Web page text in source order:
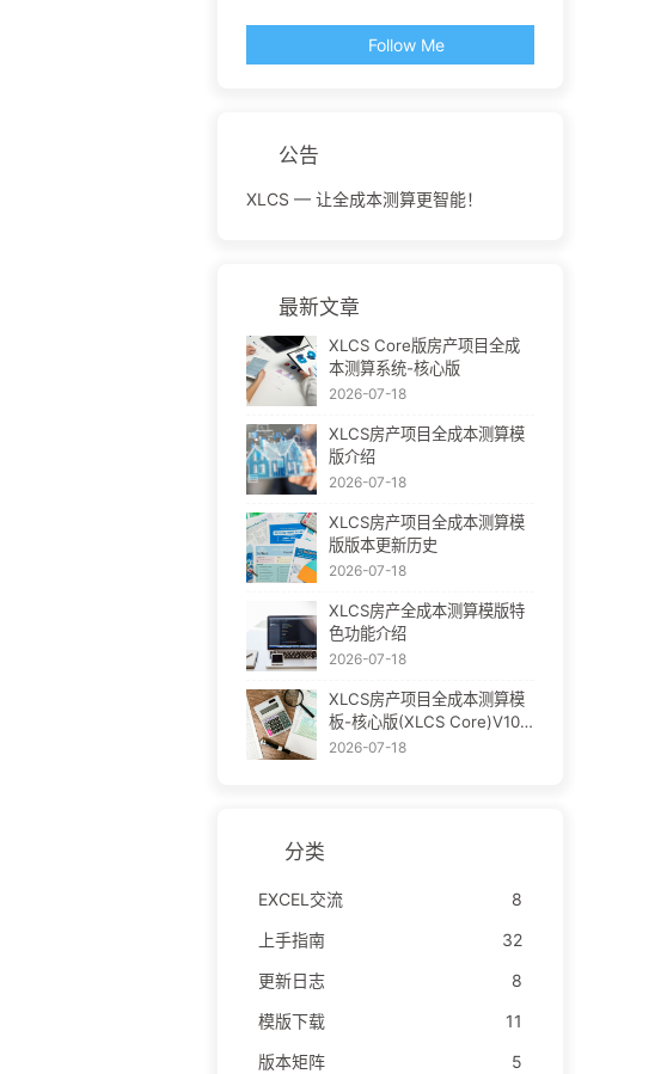
Follow Me
公告
XLCS — 让全成本测算更智能！
最新文章
XLCS Core版房产项目全成
本测算系统-核心版
2026-07-18
XLCS房产项目全成本测算模
版介绍
2026-07-18
XLCS房产项目全成本测算模
版版本更新历史
2026-07-18
XLCS房产全成本测算模版特
色功能介绍
2026-07-18
XLCS房产项目全成本测算模
板-核心版(XLCS Core)V10
下载
2026-07-18
分类
EXCEL交流
8
上手指南
32
更新日志
8
模版下载
11
版本矩阵
5